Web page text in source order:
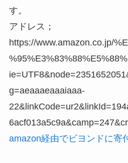
す。
アドレス；
https://www.amazon.co.jp/
g=aeaaaeaaaiaaa-
amazon経由でビヨンドに寄